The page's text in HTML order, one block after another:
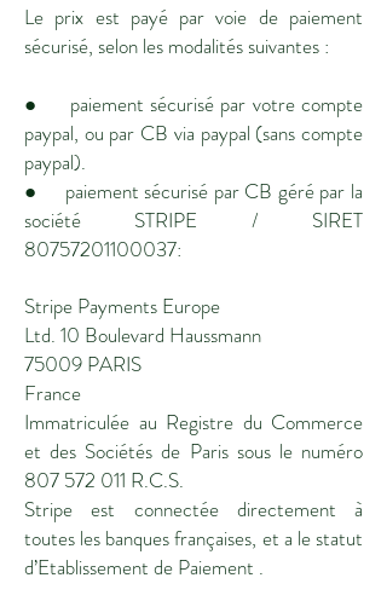
Le prix est payé par voie de paiement
sécurisé, selon les modalités suivantes :
● paiement sécurisé par votre compte
paypal, ou par CB via paypal (sans compte
paypal).
● paiement sécurisé par CB géré par la
société STRIPE / SIRET
80757201100037:
Stripe Payments Europe
Ltd. 10 Boulevard Haussmann
75009 PARIS
France
Immatriculée au Registre du Commerce
et des Sociétés de Paris sous le numéro
807 572 011 R.C.S.
Stripe est connectée directement à
toutes les banques françaises, et a le statut
d’Etablissement de Paiement .